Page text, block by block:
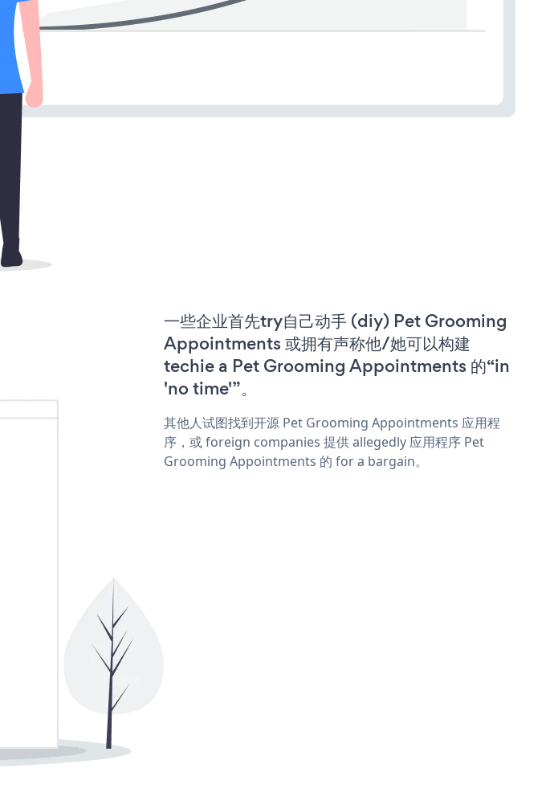
一些企业首先try自己动手 (diy) Pet Grooming
Appointments 或拥有声称他/她可以构建
techie a Pet Grooming Appointments 的“in
'no time'”。
其他人试图找到开源 Pet Grooming Appointments 应用程
序，或 foreign companies 提供 allegedly 应用程序 Pet
Grooming Appointments 的 for a bargain。